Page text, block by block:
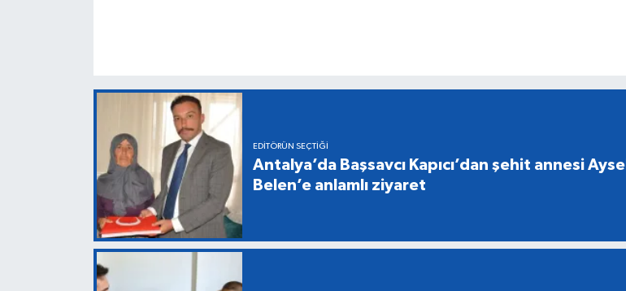
EDITÖRÜN SEÇTIĞI
Antalya’da Başsavcı Kapıcı’dan şehit annesi Aysel
Belen’e anlamlı ziyaret